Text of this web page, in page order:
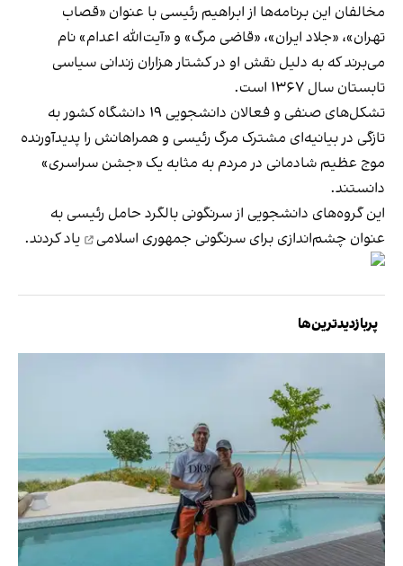
مخالفان این برنامه‌ها از ابراهیم رئیسی با عنوان «قصاب
تهران»، «جلاد ایران»، «قاضی مرگ» و «آیت‌الله اعدام» نام
می‌برند که به دلیل نقش او در کشتار هزاران زندانی سیاسی
تابستان سال ۱۳۶۷ است.
تشکل‌های صنفی و فعالان دانشجویی ۱۹ دانشگاه کشور به
تازگی در بیانیه‌ای مشترک مرگ رئیسی و همراهانش را پدیدآورنده
موج عظیم شادمانی در مردم به مثابه یک «جشن سراسری»
دانستند.
این گروه‌های دانشجویی از سرنگونی بالگرد حامل رئیسی به
عنوان چشم‌اندازی برای سرنگونی جمهوری اسلامی یاد کردند.
پربازدیدترین‌ها